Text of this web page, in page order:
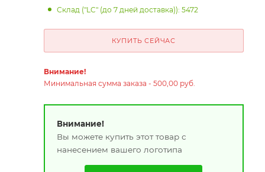
Склад ("LC" (до 7 дней доставка)): 5472
КУПИТЬ СЕЙЧАС
Внимание!
Минимальная сумма заказа - 500,00 руб.
Внимание!
Вы можете купить этот товар с
нанесением вашего логотипа